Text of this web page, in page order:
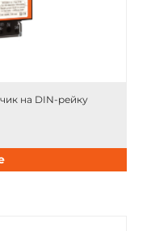
на DIN-рейку